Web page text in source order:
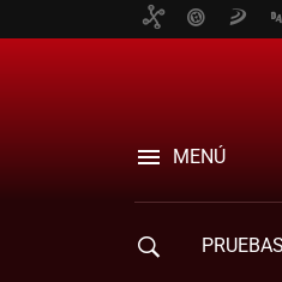
MENÚ
PRUEBAS